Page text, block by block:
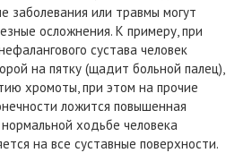
заболевания или травмы могут
осложнения. К примеру, при
сустава человек
на пятку (щадит больной палец),
хромоты, при этом на прочие
ложится повышенная
ходьбе человека
на все суставные поверхности.